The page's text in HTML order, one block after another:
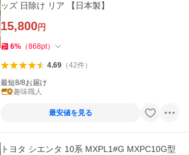
ッズ 日除け リア 【日本製】
15,800円
6% （868pt）
4.69（42件）
最短8/8お届け
趣味職人
最安値を見る
トヨタ シエンタ 10系 MXPL1#G MXPC10G型